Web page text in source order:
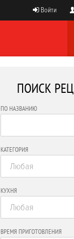
Войти
ПОИСК
ПО НАЗВАНИЮ
КАТЕГОРИЯ
Любая
КУХНЯ
Любая
ВРЕМЯ ПРИГОТОВЛЕНИЯ